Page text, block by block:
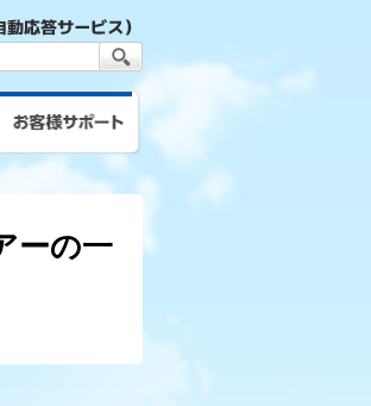
スキー&スノボツアー
ーの一